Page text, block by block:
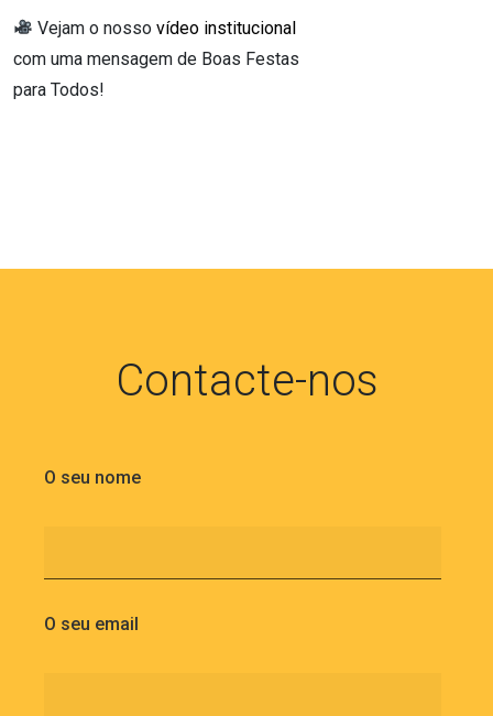
Vejam o nossovídeo institucional
com uma mensagem de Boas Festas
para Todos!
Contacte-nos
O seu nome
O seu email